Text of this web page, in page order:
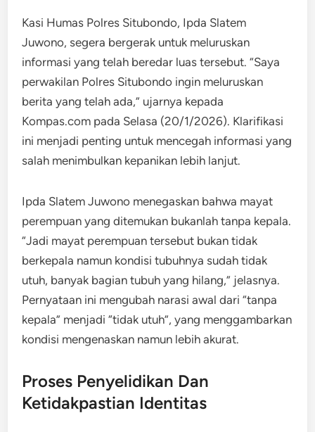
Kasi Humas Polres Situbondo, Ipda Slatem
Juwono, segera bergerak untuk meluruskan
informasi yang telah beredar luas tersebut. “Saya
perwakilan Polres Situbondo ingin meluruskan
berita yang telah ada,” ujarnya kepada
Kompas.com pada Selasa (20/1/2026). Klarifikasi
ini menjadi penting untuk mencegah informasi yang
salah menimbulkan kepanikan lebih lanjut.
​Ipda Slatem Juwono menegaskan bahwa mayat
perempuan yang ditemukan bukanlah tanpa kepala.​
“Jadi mayat perempuan tersebut bukan tidak
berkepala namun kondisi tubuhnya sudah tidak
utuh, banyak bagian tubuh yang hilang,” jelasnya.
Pernyataan ini mengubah narasi awal dari “tanpa
kepala” menjadi “tidak utuh”, yang menggambarkan
kondisi mengenaskan namun lebih akurat.
Proses Penyelidikan Dan
Ketidakpastian Identitas